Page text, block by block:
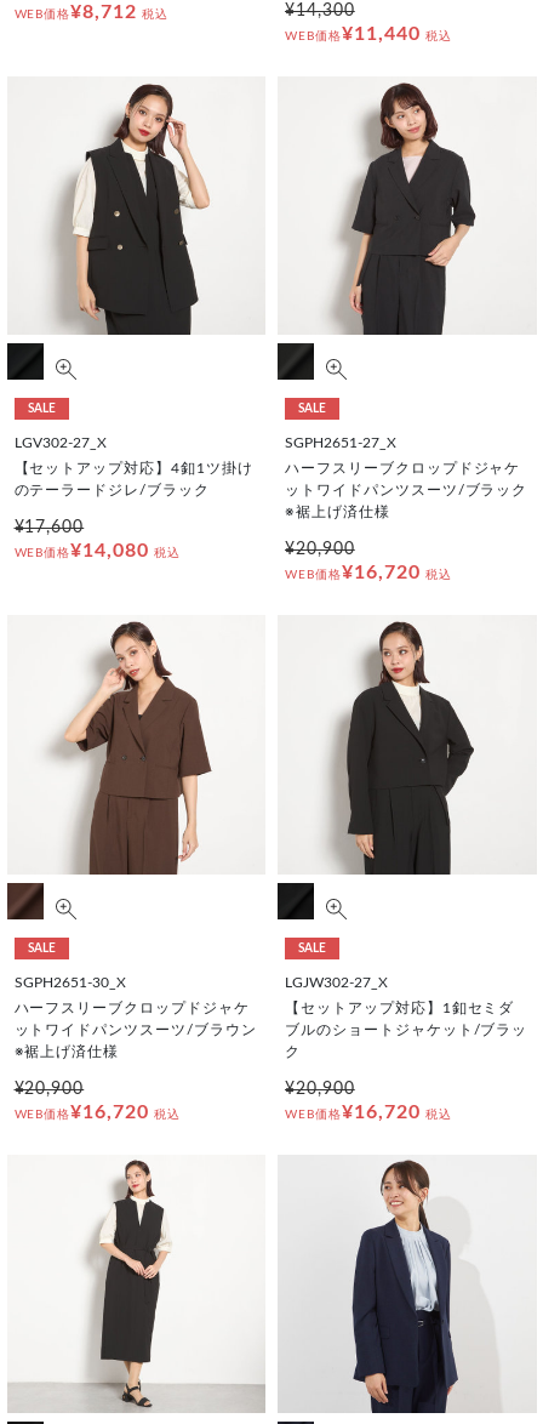
WEB価格¥8,712 税込 ¥14,300
WEB価格¥11,440 税込
SALE
LGV302-27_X
【セットアップ対応】4釦1ツ掛け
のテーラードジレ/ブラック
¥17,600
WEB価格¥14,080 税込
SALE
SGPH2651-27_X
ハーフスリーブクロップドジャケ
ットワイドパンツスーツ/ブラック
※裾上げ済仕様
¥20,900
WEB価格¥16,720 税込
SALE
SGPH2651-30_X
ハーフスリーブクロップドジャケ
ットワイドパンツスーツ/ブラウン
※裾上げ済仕様
¥20,900
WEB価格¥16,720 税込
SALE
LGJW302-27_X
【セットアップ対応】1釦セミダ
ブルのショートジャケット/ブラッ
ク
¥20,900
WEB価格¥16,720 税込